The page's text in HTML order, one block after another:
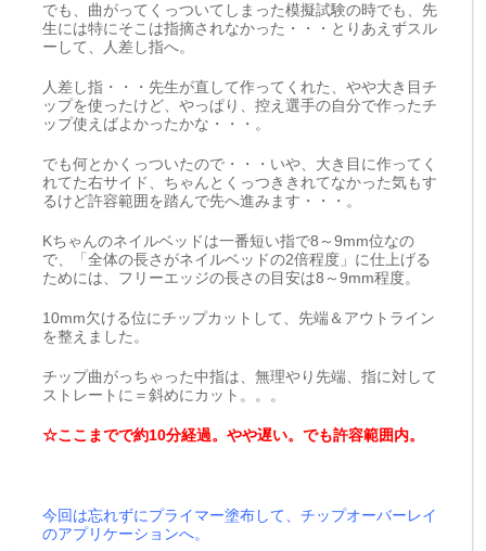
でも、曲がってくっついてしまった模擬試験の時でも、先
生には特にそこは指摘されなかった・・・とりあえずスル
ーして、人差し指へ。
人差し指・・・先生が直して作ってくれた、やや大き目チ
ップを使ったけど、やっぱり、控え選手の自分で作ったチ
ップ使えばよかったかな・・・。
でも何とかくっついたので・・・いや、大き目に作ってく
れてた右サイド、ちゃんとくっつききれてなかった気もす
るけど許容範囲を踏んで先へ進みます・・・。
Kちゃんのネイルベッドは一番短い指で8～9mm位なの
で、「全体の長さがネイルベッドの2倍程度」に仕上げる
ためには、フリーエッジの長さの目安は8～9mm程度。
10mm欠ける位にチップカットして、先端＆アウトライン
を整えました。
チップ曲がっちゃった中指は、無理やり先端、指に対して
ストレートに＝斜めにカット。。。
☆ここまでで約10分経過。やや遅い。でも許容範囲内。
今回は忘れずにプライマー塗布して、チップオーバーレイ
のアプリケーションへ。